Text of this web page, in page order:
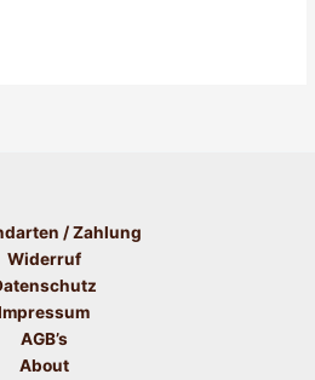
/ Zahlung
Widerruf
AGB’s
About